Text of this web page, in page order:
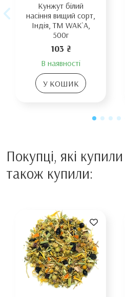
Кунжут білий
насіння вищий сорт,
Індія, TM WAK`A,
500г
103 ₴
В наявності
У КОШИК
Покупці, які
також купили: